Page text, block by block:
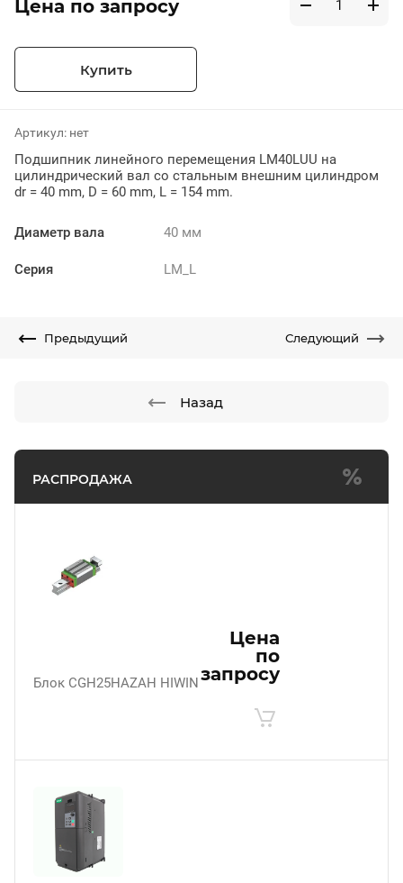
РАСПРОДАЖА
Блок CGH25HAZAH HIWIN
Цена
по
запросу
Цена по запросу
Купить
Артикул: нет
Подшипник линейного перемещения LM40LUU на
цилиндрический вал со стальным внешним цилиндром
dr = 40 mm, D = 60 mm, L = 154 mm.
Диаметр вала 40 мм
Серия LM_L
Предыдущий Следующий
Назад